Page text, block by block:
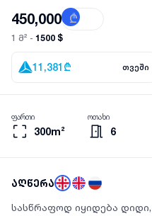
450,000 ₾
1 მ² - 1500 $
11,381 ₾ თვეში
300m²
ფართი
6
ოთახი
აღწერა
სასწრაფოდ იყიდება